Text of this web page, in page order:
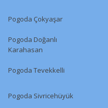
Pogoda Çokyaşar
Pogoda Doğanlı
Karahasan
Pogoda Tevekkelli
Pogoda Sivricehüyük